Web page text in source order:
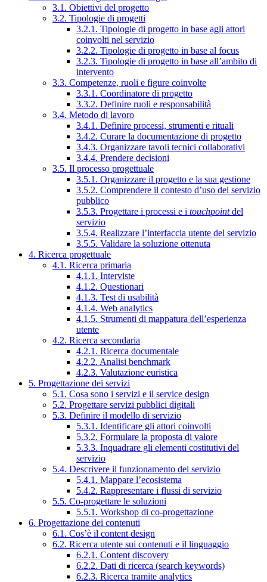
3.1. Obiettivi del progetto
3.2. Tipologie di progetti
3.2.1. Tipologie di progetto in base agli attori
coinvolti nel servizio
3.2.2. Tipologie di progetto in base al focus
3.2.3. Tipologie di progetto in base all’ambito di
intervento
3.3. Competenze, ruoli e figure coinvolte
3.3.1. Coordinatore di progetto
3.3.2. Definire ruoli e responsabilità
3.4. Metodo di lavoro
3.4.1. Definire processi, strumenti e rituali
3.4.2. Curare la documentazione di progetto
3.4.3. Organizzare tavoli tecnici collaborativi
3.4.4. Prendere decisioni
3.5. Il processo progettuale
3.5.1. Organizzare il progetto e la sua gestione
3.5.2. Comprendere il contesto d’uso del servizio
pubblico
3.5.3. Progettare i processi e i touchpointdel
servizio
3.5.4. Realizzare l’interfaccia utente del servizio
3.5.5. Validare la soluzione ottenuta
4. Ricerca progettuale
4.1. Ricerca primaria
4.1.1. Interviste
4.1.2. Questionari
4.1.3. Test di usabilità
4.1.4. Web analytics
4.1.5. Strumenti di mappatura dell’esperienza
utente
4.2. Ricerca secondaria
4.2.1. Ricerca documentale
4.2.2. Analisi benchmark
4.2.3. Valutazione euristica
5. Progettazione dei servizi
5.1. Cosa sono i servizi e il service design
5.2. Progettare servizi pubblici digitali
5.3. Definire il modello di servizio
5.3.1. Identificare gli attori coinvolti
5.3.2. Formulare la proposta di valore
5.3.3. Inquadrare gli elementi costitutivi del
servizio
5.4. Descrivere il funzionamento del servizio
5.4.1. Mappare l’ecosistema
5.4.2. Rappresentare i flussi di servizio
5.5. Co-progettare le soluzioni
5.5.1. Workshop di co-progettazione
6. Progettazione dei contenuti
6.1. Cos’è il content design
6.2. Ricerca utente sui contenuti e il linguaggio
6.2.1. Content discovery
6.2.2. Dati di ricerca (search keywords)
6.2.3. Ricerca tramite analytics